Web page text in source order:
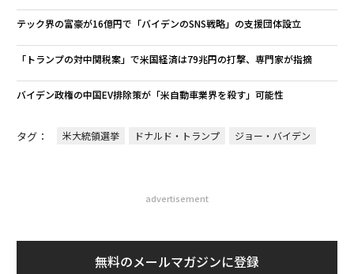
テック界の富豪が16億円で「バイデンのSNS戦略」の支援団体設立
「トランプの対中関税案」で米国経済は79兆円の打撃、専門家が指摘
バイデン政権の中国EV排除策が「米自動車業界を殺す」可能性
タグ： 米大統領選挙 ドナルド・トランプ ジョー・バイデン
advertisement
無料のメールマガジンに登録